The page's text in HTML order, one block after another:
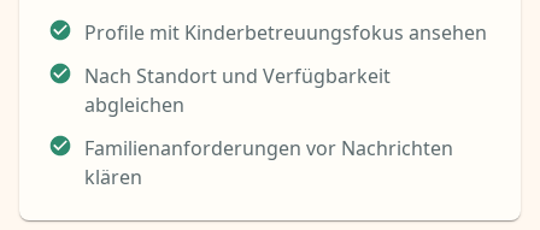
Profile mit Kinderbetreuungsfokus ansehen
Nach Standort und Verfügbarkeit
abgleichen
Familienanforderungen vor Nachrichten
klären